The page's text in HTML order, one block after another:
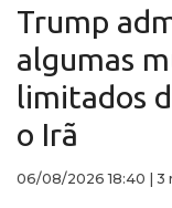
Trump
algumas
limitados
o Irã
06/08/2026 18:40 3